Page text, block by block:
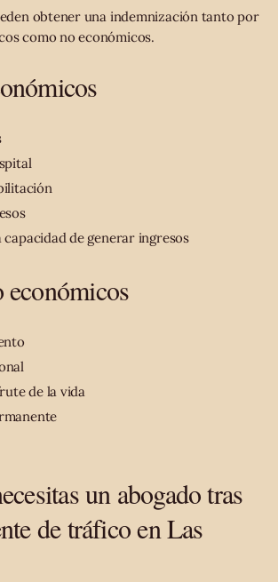
obtener una indemnización tanto por
como no económicos.
capacidad de generar ingresos
económicos
de la vida
un abogado tras
de tráfico en Las